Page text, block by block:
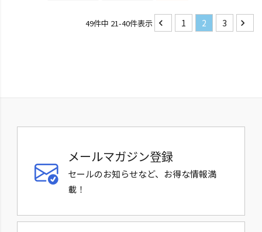
49件中 21-40件表示 1 2 3
メールマガジン登録
セールのお知らせなど、お得な情報満
載！